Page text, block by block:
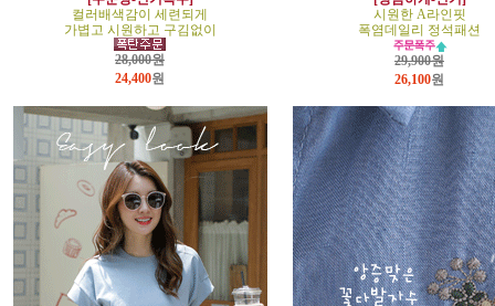
컬러배색감이 세련되게
가볍고 시원하고 구김없이
28,000원
24,400원
시원한 A라인핏
폭염데일리 정석패션
29,900원
26,100원